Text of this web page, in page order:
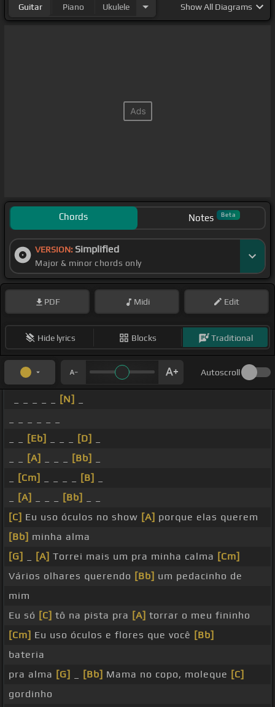
Guitar Piano Ukulele ShowAll Diagrams
Chords Notes Beta
VERSION: Simplified
Major & minor chords only
PDF Midi Edit
Hide lyrics Blocks Traditional
Autoscroll
[N]
[Eb] [D]
[A] [Bb]
[Cm] [B]
[A] [Bb]
[C] Eu uso óculos no show [A] porque elas querem
[Bb] minha alma
[G]
[A] Torrei mais um pra minha calma [Cm]
Vários olhares querendo [Bb] um pedacinho de
mim
Eu só [C] tô na pista pra [A] torrar o meu fininho
[Cm] Eu uso óculos e flores que você [Bb]
bateria
pra alma [G] [Bb] Mama no copo, moleque [C]
gordinho